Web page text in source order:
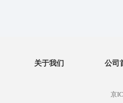
关于我们 公司
京